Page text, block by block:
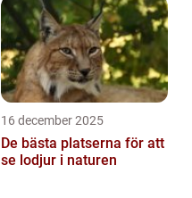
16 december 2025
De bästa platserna för att
se lodjur i naturen